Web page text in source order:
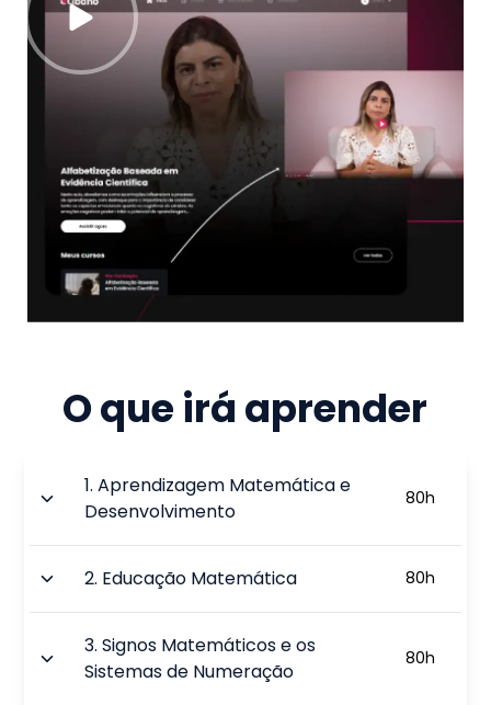
O que irá aprender
1.Aprendizagem Matemática e
Desenvolvimento
80h
2. Educação Matemática 80h
3.Signos Matemáticos e os
Sistemas de Numeração
80h